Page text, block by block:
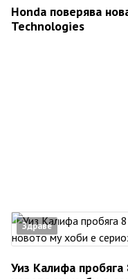
Honda поверява
Technologies
Здраве
Уиз Калифа